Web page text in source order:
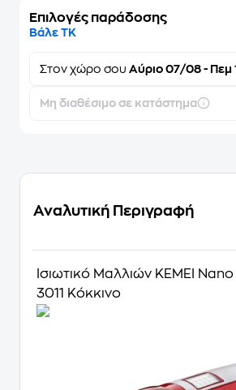
Επιλογές παράδοσης
Βάλε ΤΚ
Στον χώρο σου Αύριο 07/08 - Πεμ
Μη διαθέσιμο σε κατάστημα
Αναλυτική Περιγραφή
Ισιωτικό Μαλλιών KEMEI
3011 Κόκκινο